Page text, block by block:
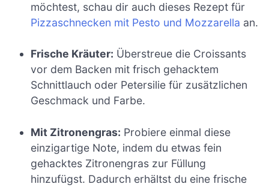
möchtest, schau dir auch dieses Rezept für
Pizzaschnecken mit Pesto und Mozzarella an.
Frische Kräuter: Überstreue die Croissants
vor dem Backen mit frisch gehacktem
Schnittlauch oder Petersilie für zusätzlichen
Geschmack und Farbe.
Mit Zitronengras: Probiere einmal diese
einzigartige Note, indem du etwas fein
gehacktes Zitronengras zur Füllung
hinzufügst. Dadurch erhältst du eine frische